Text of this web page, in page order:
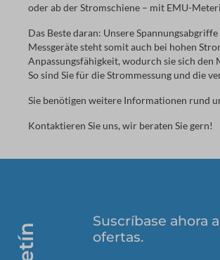
oder ab der Stromschiene – mit EMU-
Das Beste daran: Unsere
Messgeräte steht somit auch bei hohen
Anpassungsfähigkeit, wodurch sie sich
So sind Sie für die Strommessung und die
Sie benötigen weitere Informationen rund
Kontaktieren Sie uns, wir beraten Sie gern!
Suscríbase ahora
ofertas.